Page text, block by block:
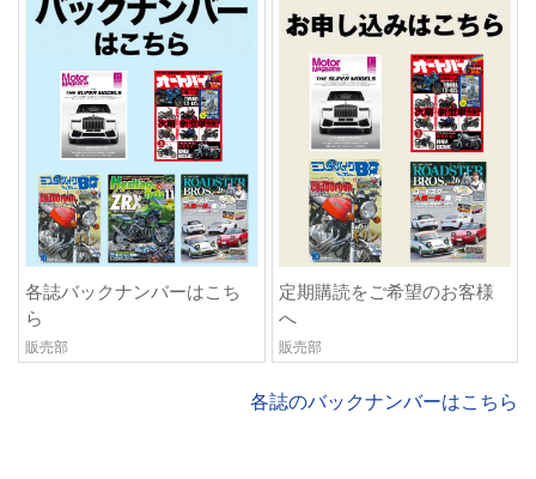
各誌バックナンバーはこち
ら
販売部
定期購読をご希望のお客様
へ
販売部
各誌のバックナンバーはこちら